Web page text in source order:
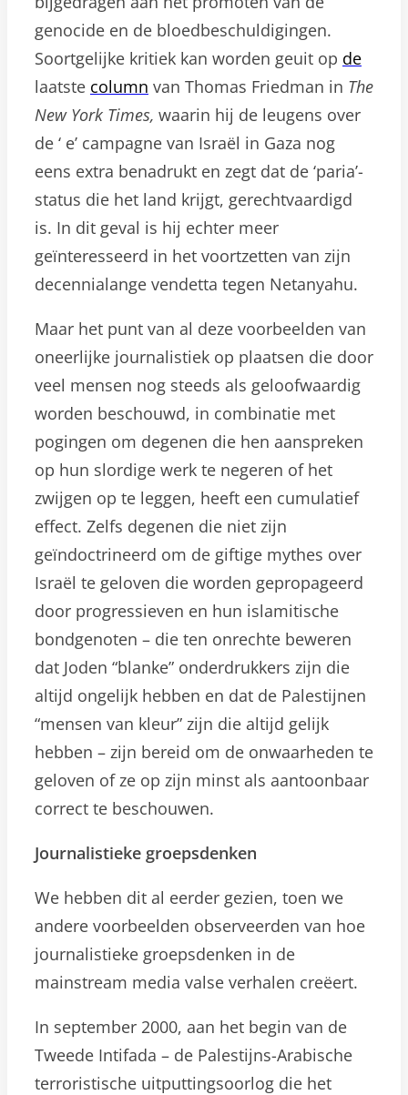
genocide en de bloedbeschuldigingen.
Soortgelijke kritiek kan worden geuit op de
laatste column van Thomas Friedman in The
New York Times, waarin hij de leugens over
de ‘ e’ campagne van Israël in Gaza nog
eens extra benadrukt en zegt dat de ‘paria’-
status die het land krijgt, gerechtvaardigd
is. In dit geval is hij echter meer
geïnteresseerd in het voortzetten van zijn
decennialange vendetta tegen Netanyahu.
Maar het punt van al deze voorbeelden van
oneerlijke journalistiek op plaatsen die door
veel mensen nog steeds als geloofwaardig
worden beschouwd, in combinatie met
pogingen om degenen die hen aanspreken
op hun slordige werk te negeren of het
zwijgen op te leggen, heeft een cumulatief
effect. Zelfs degenen die niet zijn
geïndoctrineerd om de giftige mythes over
Israël te geloven die worden gepropageerd
door progressieven en hun islamitische
bondgenoten – die ten onrechte beweren
dat Joden “blanke” onderdrukkers zijn die
altijd ongelijk hebben en dat de Palestijnen
“mensen van kleur” zijn die altijd gelijk
hebben – zijn bereid om de onwaarheden te
geloven of ze op zijn minst als aantoonbaar
correct te beschouwen.
Journalistieke groepsdenken
We hebben dit al eerder gezien, toen we
andere voorbeelden observeerden van hoe
journalistieke groepsdenken in de
mainstream media valse verhalen creëert.
In september 2000, aan het begin van de
Tweede Intifada – de Palestijns-Arabische
terroristische uitputtingsoorlog die het